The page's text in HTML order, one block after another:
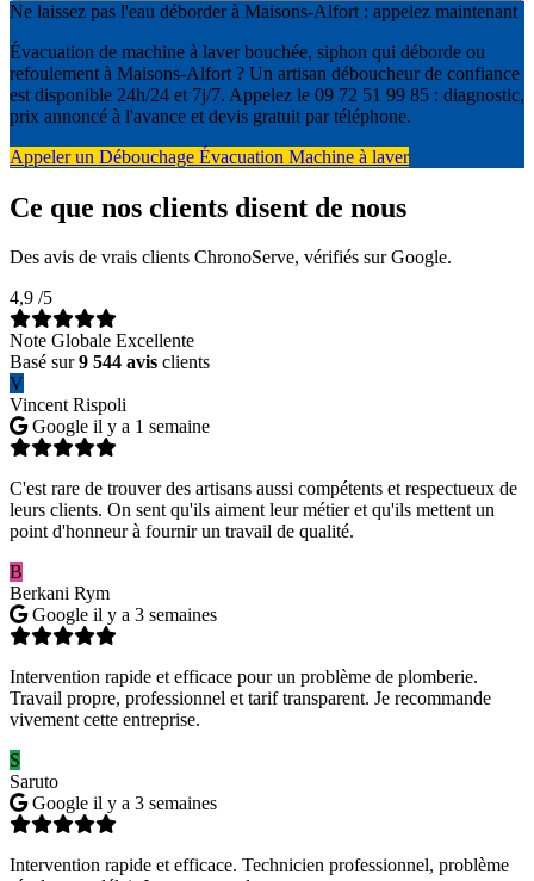
Ne laissez pas l'eau déborder à Maisons-Alfort : appelez maintenant
Évacuation de machine à laver bouchée, siphon qui déborde ou
refoulement à Maisons-Alfort ? Un artisan déboucheur de confiance
est disponible 24h/24 et 7j/7. Appelez le 09 72 51 99 85 : diagnostic,
prix annoncé à l'avance et devis gratuit par téléphone.
Appeler un Débouchage Évacuation Machine à laver
Ce que nos clients disent de nous
Des avis de vrais clients ChronoServe, vérifiés sur Google.
4,9 /5
Note Globale Excellente
Basé sur9 544 avis clients
V
Vincent Rispoli
Google il y a 1 semaine
C'est rare de trouver des artisans aussi compétents et respectueux de
leurs clients. On sent qu'ils aiment leur métier et qu'ils mettent un
point d'honneur à fournir un travail de qualité.
B
Berkani Rym
Google il y a 3 semaines
Intervention rapide et efficace pour un problème de plomberie.
Travail propre, professionnel et tarif transparent. Je recommande
vivement cette entreprise.
S
Saruto
Google il y a 3 semaines
Intervention rapide et efficace. Technicien professionnel, problème